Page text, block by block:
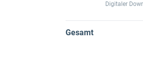
Digitaler
Gesamt